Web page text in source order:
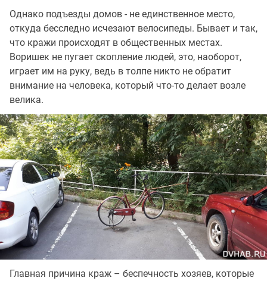
Однако подъезды домов - не единственное место,
откуда бесследно исчезают велосипеды. Бывает и так,
что кражи происходят в общественных местах.
Воришек не пугает скопление людей, это, наоборот,
играет им на руку, ведь в толпе никто не обратит
внимание на человека, который что-то делает возле
велика.
Главная причина краж – беспечность хозяев, которые